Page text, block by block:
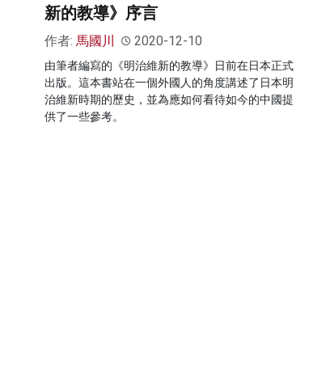
新的教導》序言
作者: 馬國川 2020-12-10
由筆者編寫的《明治維新的教導》日前在日本正式
出版。這本書站在一個外國人的角度講述了日本明
治維新時期的歷史，並為應如何看待如今的中國提
供了一些參考。